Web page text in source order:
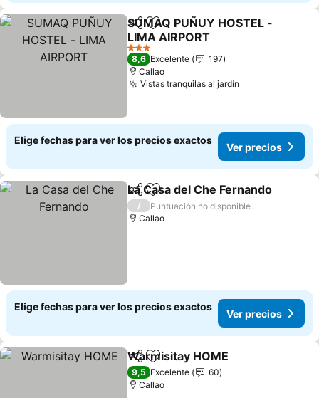
CompartirAgregar a favoritos
SUMAQ PUÑUY HOSTEL -
LIMA AIRPORT
3 Estrellas
8,6 Excelente
197
Callao
Vistas tranquilas al jardín
Elige fechas para ver los precios exactos
Ver precios
CompartirAgregar a favoritos
La Casa del Che Fernando
/
Puntuación no disponible
Callao
Elige fechas para ver los precios exactos
Ver precios
CompartirAgregar a favoritos
Warmisitay HOME
9,5 Excelente
60
Callao